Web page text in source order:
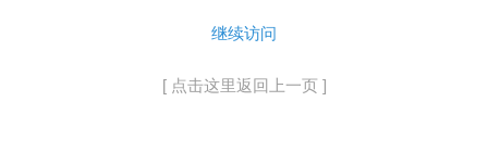
继续访问
[ 点击这里返回上一页 ]